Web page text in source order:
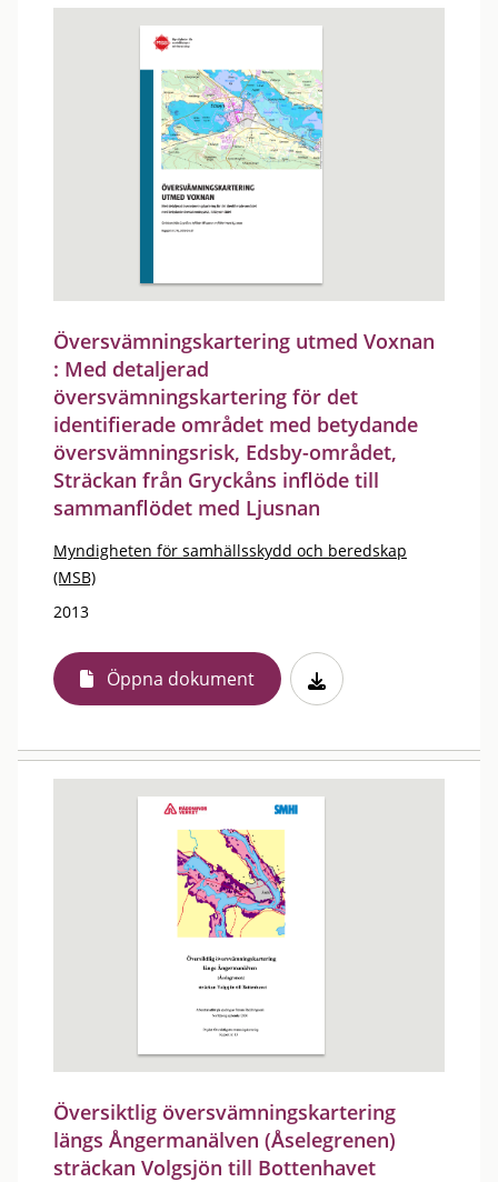
Översvämningskartering utmed Voxnan
: Med detaljerad
översvämningskartering för det
identifierade området med betydande
översvämningsrisk, Edsby-området,
Sträckan från Gryckåns inflöde till
sammanflödet med Ljusnan
Myndigheten för samhällsskydd och beredskap
(MSB)
2013
Öppna dokument
Översiktlig översvämningskartering
längs Ångermanälven (Åselegrenen)
sträckan Volgsjön till Bottenhavet